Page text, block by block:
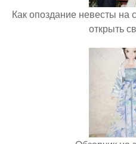
Как опоздание невесты на
открыть